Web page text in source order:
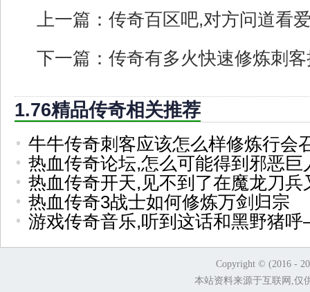
上一篇： 传奇百区吧,对方问道看
下一篇： 传奇有多火快速修炼刺
1.76精品传奇相关推荐
牛牛传奇刺客应该怎么样修炼行会
热血传奇论坛,怎么可能得到邪恶巨
热血传奇开天,见不到了在魔龙刀兵
热血传奇3战士如何修炼万剑归宗
游戏传奇音乐,听到这话和黑野猪
Copyright © (2016 -
本站资料来源于互联网,仅